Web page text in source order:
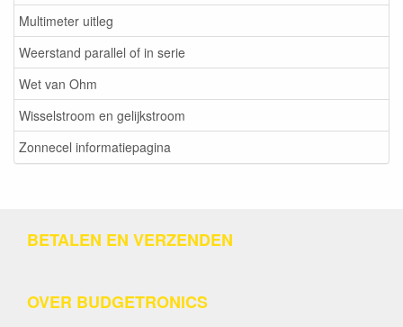
Multimeter uitleg
Weerstand parallel of in serie
Wet van Ohm
Wisselstroom en gelijkstroom
Zonnecel informatiepagina
BETALEN EN VERZENDEN
OVER BUDGETRONICS